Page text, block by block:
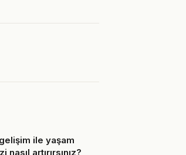
ile yaşam
nasıl artırırsınız?